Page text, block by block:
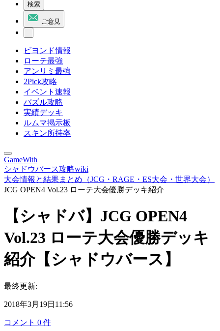
検索
ご意見
ビヨンド情報
ローテ最強
アンリミ最強
2Pick攻略
イベント速報
パズル攻略
実績デッキ
ルムマ掲示板
スキン所持率
GameWith
シャドウバース攻略wiki
大会情報と結果まとめ（JCG・RAGE・ES大会・世界大会）
JCG OPEN4 Vol.23 ローテ大会優勝デッキ紹介
【シャドバ】JCG OPEN4
Vol.23 ローテ大会優勝デッキ
紹介【シャドウバース】
最終更新:
2018年3月19日11:56
コメント 0 件